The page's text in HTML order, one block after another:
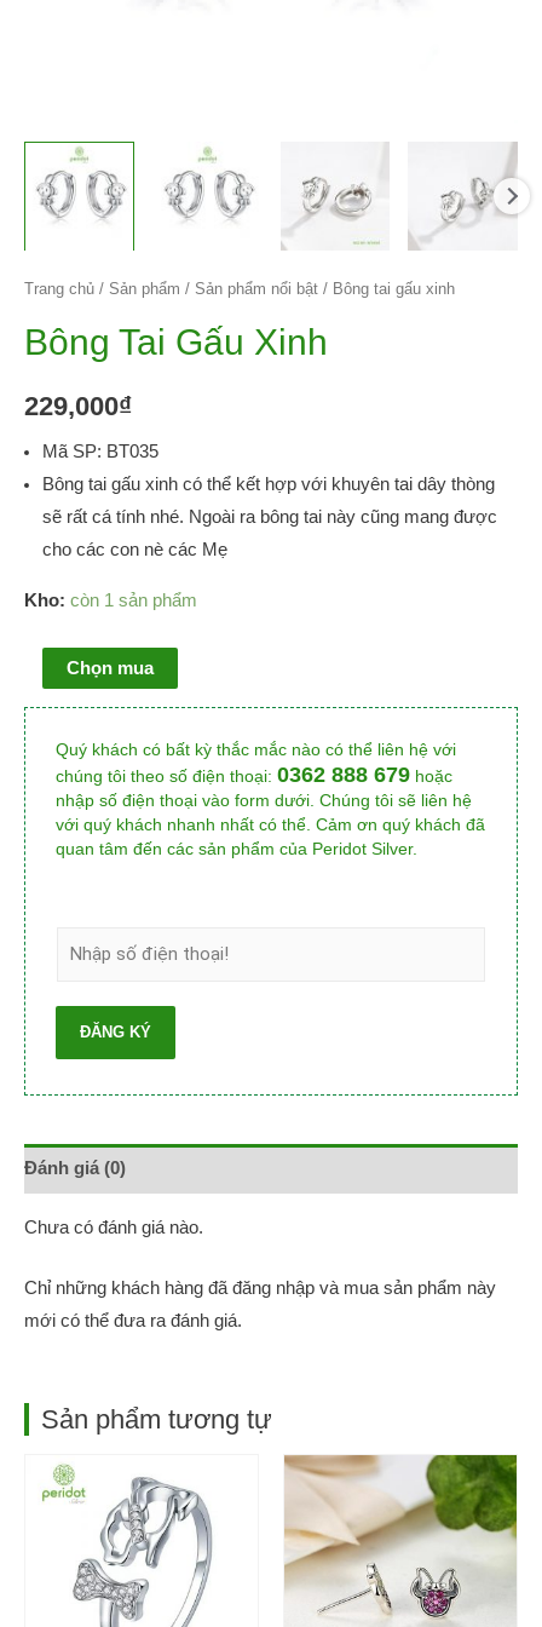
Trang chủ / Sản phẩm / Sản phẩm nổi bật / Bông tai gấu xinh
Bông Tai Gấu Xinh
229,000₫
Mã SP: BT035
Bông tai gấu xinh có thể kết hợp với khuyên tai dây thòng
sẽ rất cá tính nhé. Ngoài ra bông tai này cũng mang được
cho các con nè các Mẹ
Kho: còn 1 sản phẩm
Chọn mua
Quý khách có bất kỳ thắc mắc nào có thể liên hệ với
chúng tôi theo số điện thoại: 0362 888 679 hoặc
nhập số điện thoại vào form dưới. Chúng tôi sẽ liên hệ
với quý khách nhanh nhất có thể. Cảm ơn quý khách đã
quan tâm đến các sản phẩm của Peridot Silver.
ĐĂNG KÝ
Đánh giá (0)
Chưa có đánh giá nào.
Chỉ những khách hàng đã đăng nhập và mua sản phẩm này
mới có thể đưa ra đánh giá.
Sản phẩm tương tự